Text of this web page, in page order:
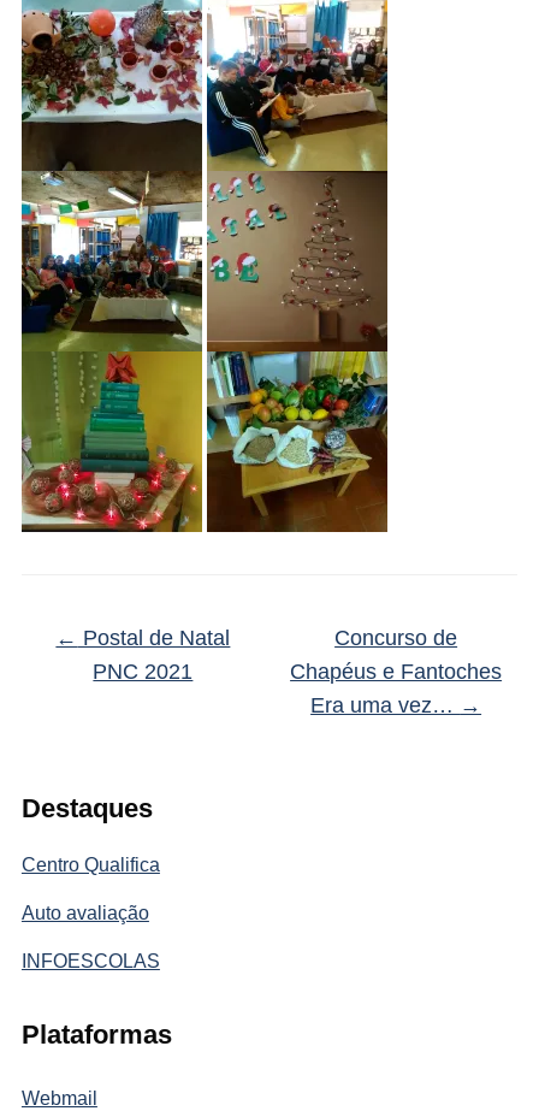
Destaques
Centro Qualifica
Auto avaliação
INFOESCOLAS
Plataformas
Webmail
← Postal de Natal
PNC 2021
Concurso de
Chapéus e Fantoches
Era uma vez… →